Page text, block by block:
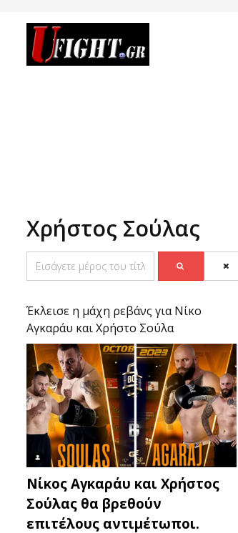
Χρήστος Σούλας
Έκλεισε η μάχη ρεβάνς για Νίκο
Αγκαράυ και Χρήστο Σούλα
Νίκος Αγκαράυ και Χρήστος
Σούλας θα βρεθούν
επιτέλους αντιμέτωποι.